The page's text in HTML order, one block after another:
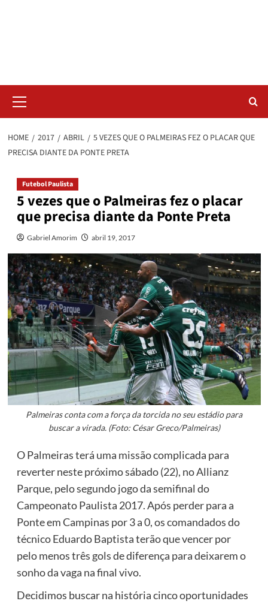
Menu
HOME 2017 ABRIL
5 VEZES QUE O PALMEIRAS FEZ O PLACAR QUE
PRECISA DIANTE DA PONTE PRETA
Futebol Paulista
5 vezes que o Palmeiras fez o placar
que precisa diante da Ponte Preta
Gabriel Amorim abril 19, 2017
Palmeiras conta com a força da torcida no seu estádio para
buscar a virada. (Foto: César Greco/Palmeiras)
O Palmeiras terá uma missão complicada para
reverter neste próximo sábado (22), no Allianz
Parque, pelo segundo jogo da semifinal do
Campeonato Paulista 2017. Após perder para a
Ponte em Campinas por 3 a 0, os comandados do
técnico Eduardo Baptista terão que vencer por
pelo menos três gols de diferença para deixarem o
sonho da vaga na final vivo.
Decidimos buscar na história cinco oportunidades